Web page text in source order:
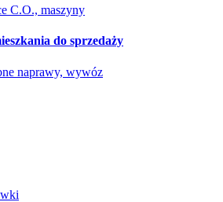
C.O., maszyny
do sprzedaży
naprawy, wywóz